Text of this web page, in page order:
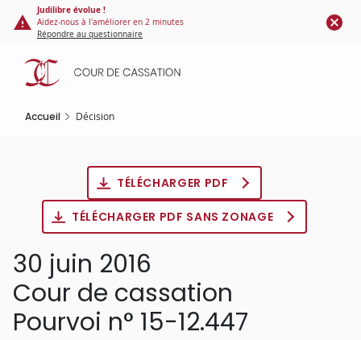
Panneau de gestion des cookies
contenu
principal
Judilibre évolue !
Aidez-nous à l'améliorer en 2 minutes
Répondre au questionnaire
Accueil Décision
TÉLÉCHARGER PDF
TÉLÉCHARGER PDF SANS ZONAGE
30 juin 2016
Cour de cassation
Pourvoi n° 15-12.447